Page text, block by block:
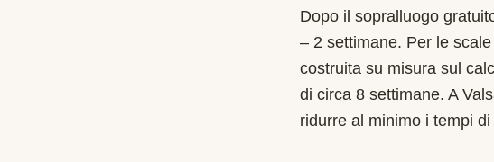
Dopo il sopralluogo
– 2 settimane. Per le
costruita su misura sul
di circa 8 settimane. A
ridurre al minimo i tempi